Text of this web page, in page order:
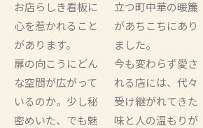
お店らしき看板に
心を惹かれること
があります。
扉の向こうにどん
な空間が広がって
いるのか。少し秘
密めいた、でも魅
立つ町中華の暖簾
があちこちにあり
ました。
今も変わらず愛さ
れる店には、代々
受け継がれてきた
味と人の温もりが